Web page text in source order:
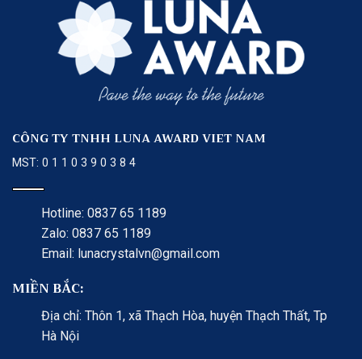
CÔNG TY TNHH LUNA AWARD VIET NAM
MST: 0 1 1 0 3 9 0 3 8 4
Hotline: 0837 65 1189
Zalo: 0837 65 1189
Email: lunacrystalvn@gmail.com
MIỀN BẮC:
Địa chỉ: Thôn 1, xã Thạch Hòa, huyện Thạch Thất, Tp
Hà Nội